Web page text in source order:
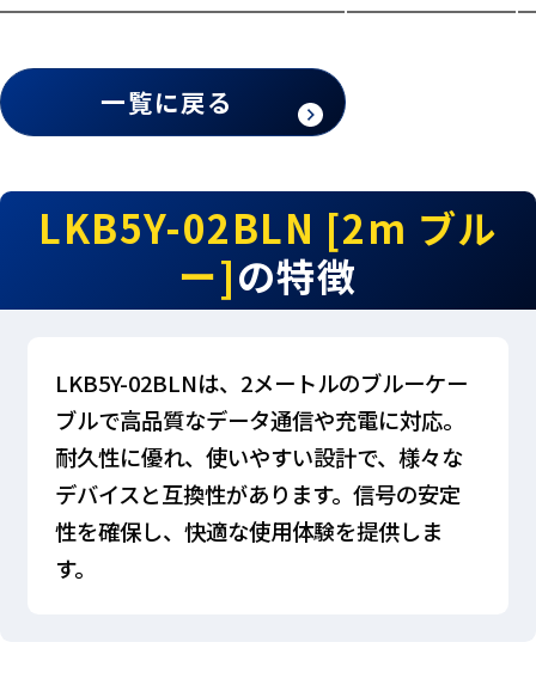
一覧に戻る
LKB5Y-02BLN [2m ブル
ー]の特徴
LKB5Y-02BLNは、2メートルのブルーケー
ブルで高品質なデータ通信や充電に対応。
耐久性に優れ、使いやすい設計で、様々な
デバイスと互換性があります。信号の安定
性を確保し、快適な使用体験を提供しま
す。